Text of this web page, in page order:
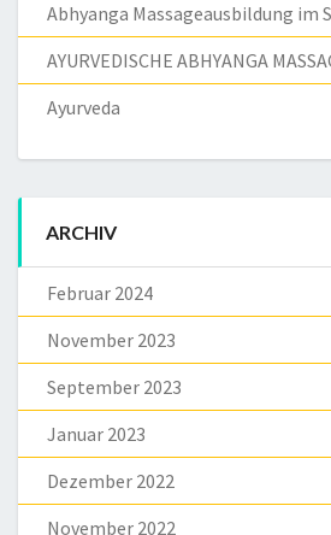
Abhyanga Massageausbildung im
AYURVEDISCHE ABHYANGA
Ayurveda
ARCHIV
Februar 2024
November 2023
September 2023
Januar 2023
Dezember 2022
November 2022